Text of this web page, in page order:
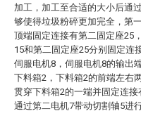
加工，加工至合适的大小后通
够使得垃圾粉碎更加完全，第
顶端固定连接有第二固定座25
15和第二固定座25分别固定连
伺服电机8，伺服电机8的输出
下料箱2，下料箱2的前端左右
贯穿下料箱2的一端并固定连
通过第二电机7带动切割轴5进